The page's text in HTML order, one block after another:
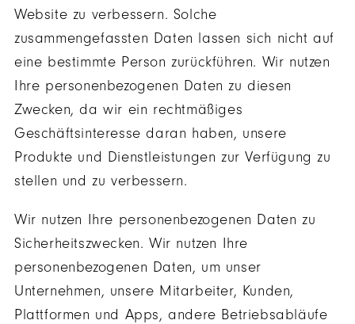
Website zu verbessern. Solche
zusammengefassten Daten lassen sich nicht auf
eine bestimmte Person zurückführen. Wir nutzen
Ihre personenbezogenen Daten zu diesen
Zwecken, da wir ein rechtmäßiges
Geschäftsinteresse daran haben, unsere
Produkte und Dienstleistungen zur Verfügung zu
stellen und zu verbessern.
Wir nutzen Ihre personenbezogenen Daten zu
Sicherheitszwecken. Wir nutzen Ihre
personenbezogenen Daten, um unser
Unternehmen, unsere Mitarbeiter, Kunden,
Plattformen und Apps, andere Betriebsabläufe